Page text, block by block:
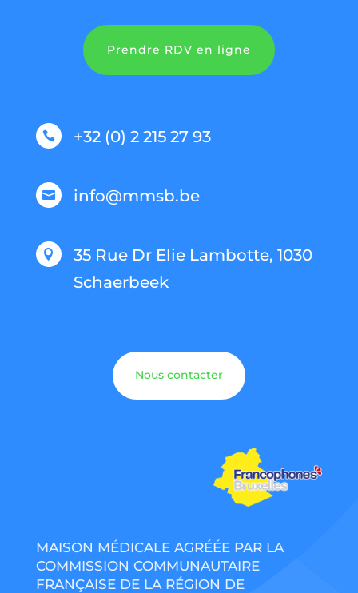
Prendre RDV en ligne
 +32 (0) 2 215 27 93
 info@mmsb.be

35 Rue Dr Elie Lambotte, 1030
Schaerbeek
Nous contacter
MAISON MÉDICALE AGRÉÉE PAR LA
COMMISSION COMMUNAUTAIRE
FRANÇAISE DE LA RÉGION DE